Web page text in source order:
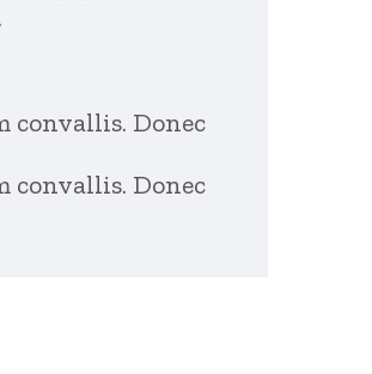
convallis. Donec
convallis. Donec